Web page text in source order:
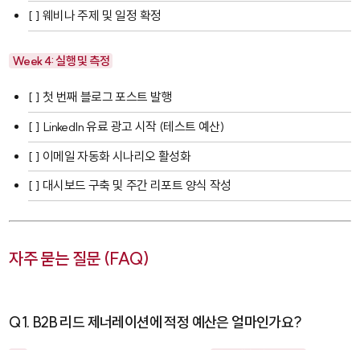
[ ] 웨비나 주제 및 일정 확정
Week 4: 실행 및 측정
[ ] 첫 번째 블로그 포스트 발행
[ ] LinkedIn 유료 광고 시작 (테스트 예산)
[ ] 이메일 자동화 시나리오 활성화
[ ] 대시보드 구축 및 주간 리포트 양식 작성
자주 묻는 질문 (FAQ)
Q1. B2B 리드 제너레이션에 적정 예산은 얼마인가요?